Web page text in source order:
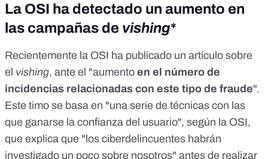
La OSI ha detectado un aumento en
las campañas de vishing*
Recientemente la OSI ha publicado un artículo sobre
el vishing, ante el "aumento en el número de
incidencias relacionadas con este tipo de fraude".
Este timo se basa en "una serie de técnicas con las
que ganarse la confianza del usuario", según la OSI,
que explica que "los ciberdelincuentes habrán
investigado un poco sobre nosotros" antes de realizar